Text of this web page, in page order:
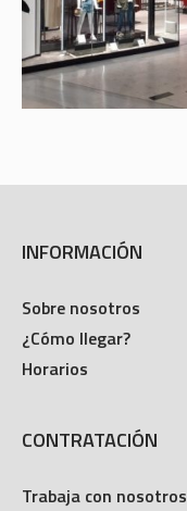
INFORMACIÓN
Sobre nosotros
¿Cómo llegar?
Horarios
CONTRATACIÓN
Trabaja con nosotros